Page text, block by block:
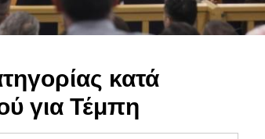
κατά
για Τέμπη